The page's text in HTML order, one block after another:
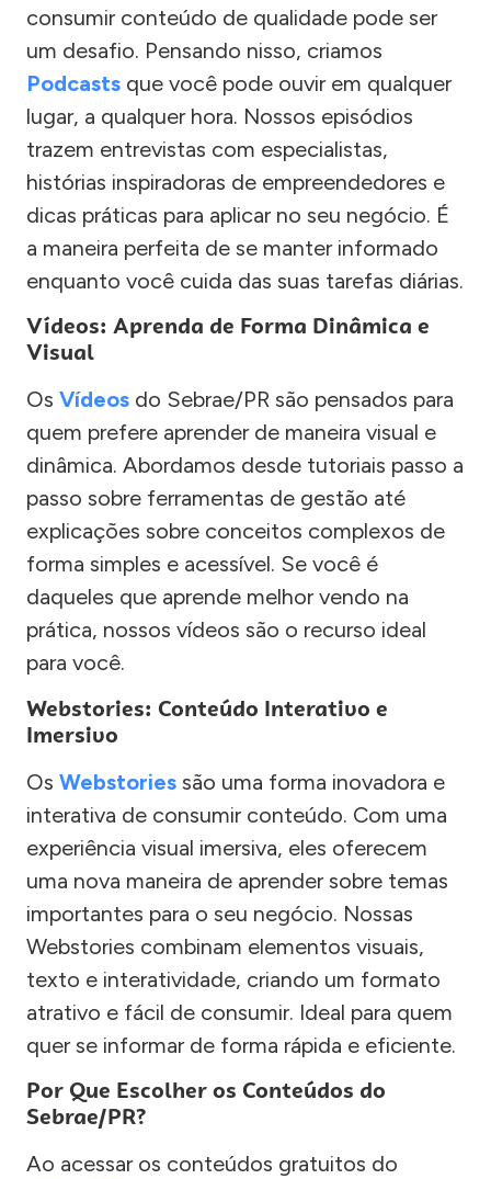
consumir conteúdo de qualidade pode ser
um desafio. Pensando nisso, criamos
Podcasts que você pode ouvir em qualquer
lugar, a qualquer hora. Nossos episódios
trazem entrevistas com especialistas,
histórias inspiradoras de empreendedores e
dicas práticas para aplicar no seu negócio. É
a maneira perfeita de se manter informado
enquanto você cuida das suas tarefas diárias.
Vídeos: Aprenda de Forma Dinâmica e
Visual
Os Vídeos do Sebrae/PR são pensados para
quem prefere aprender de maneira visual e
dinâmica. Abordamos desde tutoriais passo a
passo sobre ferramentas de gestão até
explicações sobre conceitos complexos de
forma simples e acessível. Se você é
daqueles que aprende melhor vendo na
prática, nossos vídeos são o recurso ideal
para você.
Webstories: Conteúdo Interativo e
Imersivo
Os Webstories são uma forma inovadora e
interativa de consumir conteúdo. Com uma
experiência visual imersiva, eles oferecem
uma nova maneira de aprender sobre temas
importantes para o seu negócio. Nossas
Webstories combinam elementos visuais,
texto e interatividade, criando um formato
atrativo e fácil de consumir. Ideal para quem
quer se informar de forma rápida e eficiente.
Por Que Escolher os Conteúdos do
Sebrae/PR?
Ao acessar os conteúdos gratuitos do